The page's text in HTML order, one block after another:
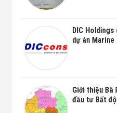
DIC Holdings
dự án Marine
Giới thiệu Bà
đầu tư Bất